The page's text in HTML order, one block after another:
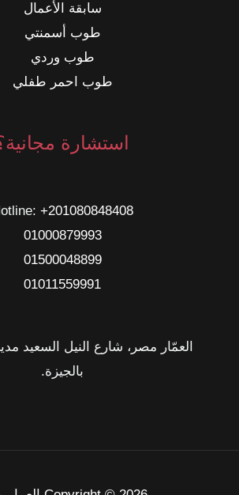
سابقة الأعمال
طوب أسمنتي
طوب وردي
طوب احمر طفلي
استشارة
+201080848408
01000879993
01500048899
01011559991
العمّار مصر، شارع النيل السعيد
بالجيزة.